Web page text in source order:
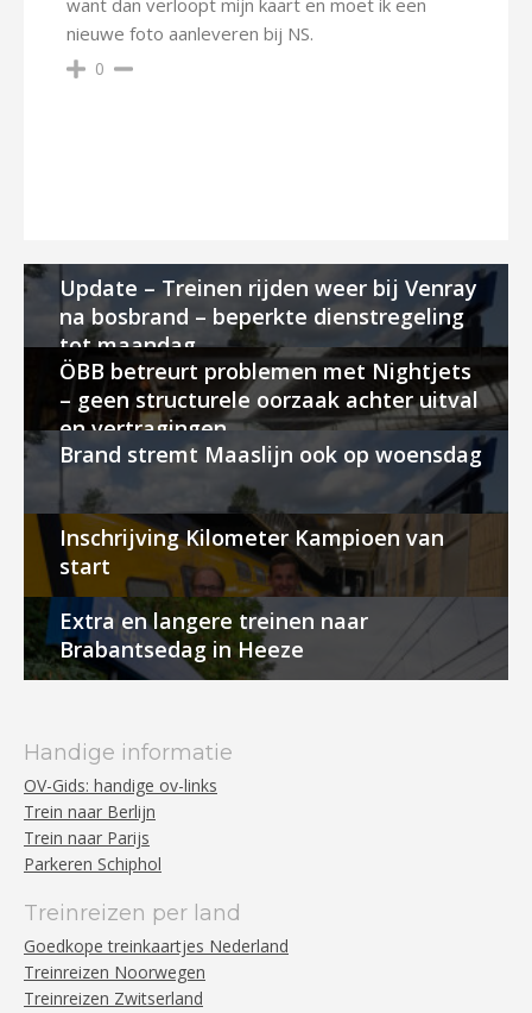
nieuwe foto aanleveren bij NS.
0
Update – Treinen rijden weer bij Venray
na bosbrand – beperkte dienstregeling
tot maandag
ÖBB betreurt problemen met Nightjets
– geen structurele oorzaak achter uitval
en vertragingen
Brand stremt Maaslijn ook op woensdag
Inschrijving Kilometer Kampioen van
start
Extra en langere treinen naar
Brabantsedag in Heeze
Handige informatie
OV-Gids: handige ov-links
Trein naar Berlijn
Trein naar Parijs
Parkeren Schiphol
Treinreizen per land
Goedkope treinkaartjes Nederland
Treinreizen Noorwegen
Treinreizen Zwitserland